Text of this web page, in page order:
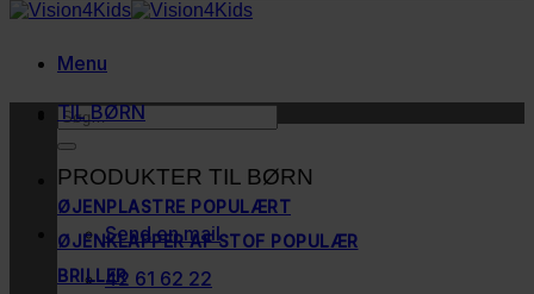
Menu
Søg
efter:
Send en mail
42 61 62 22
TIL BØRN
PRODUKTER TIL BØRN
ØJENPLASTRE
ØJENKLAPPER AF STOF
BRILLER